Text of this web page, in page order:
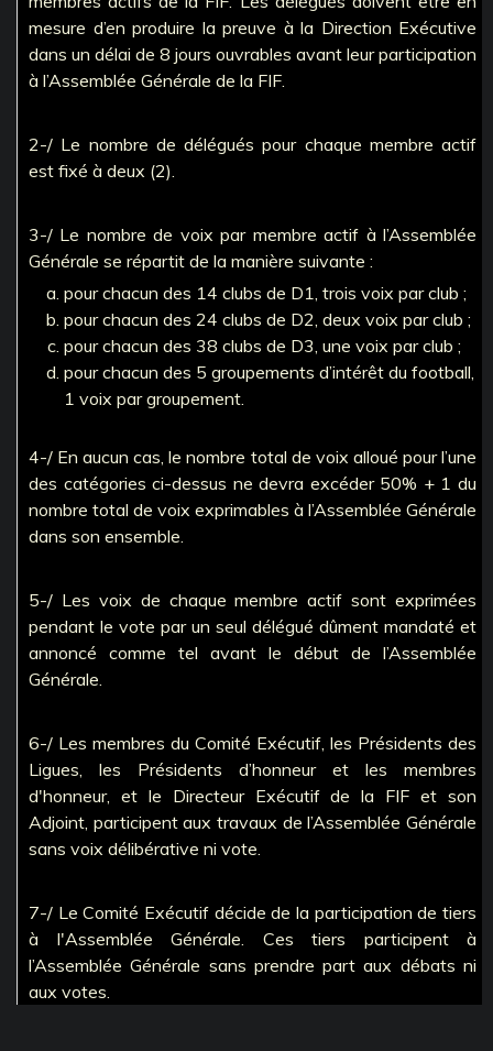
mesure d’en produire la preuve à la Direction Exécutive
dans un délai de 8 jours ouvrables avant leur participation
à l’Assemblée Générale de la FIF.
2-/ Le nombre de délégués pour chaque membre actif
est fixé à deux (2).
3-/ Le nombre de voix par membre actif à l’Assemblée
Générale se répartit de la manière suivante :
pour chacun des 14 clubs de D1, trois voix par club ;
pour chacun des 24 clubs de D2, deux voix par club ;
pour chacun des 38 clubs de D3, une voix par club ;
pour chacun des 5 groupements d’intérêt du football,
1 voix par groupement.
4-/ En aucun cas, le nombre total de voix alloué pour l’une
des catégories ci-dessus ne devra excéder 50% + 1 du
nombre total de voix exprimables à l’Assemblée Générale
dans son ensemble.
5-/ Les voix de chaque membre actif sont exprimées
pendant le vote par un seul délégué dûment mandaté et
annoncé comme tel avant le début de l’Assemblée
Générale.
6-/ Les membres du Comité Exécutif, les Présidents des
Ligues, les Présidents d’honneur et les membres
d'honneur, et le Directeur Exécutif de la FIF et son
Adjoint, participent aux travaux de l’Assemblée Générale
sans voix délibérative ni vote.
7-/ Le Comité Exécutif décide de la participation de tiers
à l'Assemblée Générale. Ces tiers participent à
l’Assemblée Générale sans prendre part aux débats ni
aux votes.